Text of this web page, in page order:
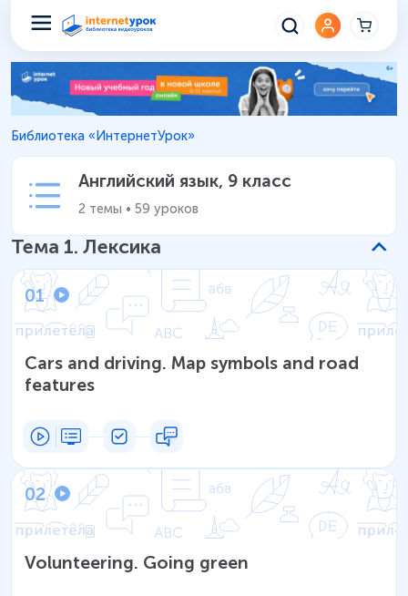
Английский язык 9 класс –
Библиотека «ИнтернетУрок»
Английский язык, 9 класс
2 темы • 59 уроков
Тема 1. Лексика
01
Cars and driving. Map symbols and road
features
02
Volunteering. Going green